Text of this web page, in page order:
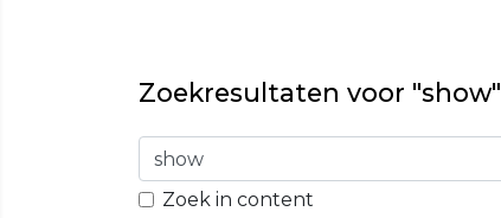
Zoekresultaten voor "show"
Zoek in content